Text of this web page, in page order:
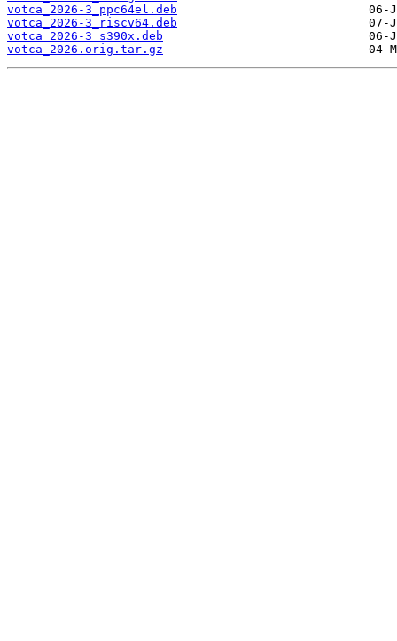
votca_2026-3_ppc64el.deb
votca_2026-3_riscv64.deb
votca_2026-3_s390x.deb
votca_2026.orig.tar.gz